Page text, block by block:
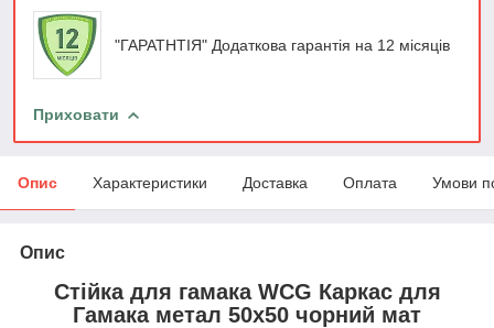
"ГАРАТНТІЯ" Додаткова гарантія на 12 місяців
Приховати
Опис Характеристики Доставка Оплата Умови
Опис
Стійка для гамака WCG Каркас для
Гамака метал 50х50 чорний мат